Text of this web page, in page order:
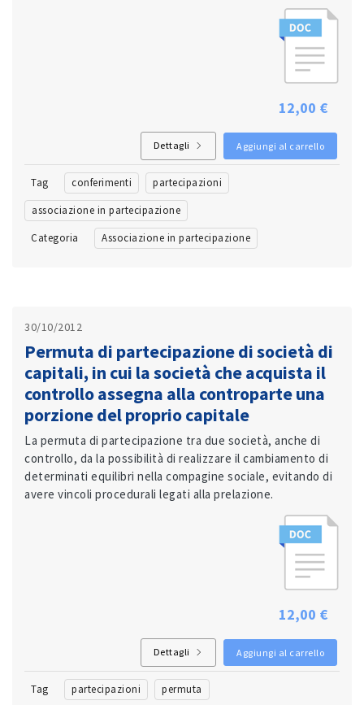
12,00 €
Dettagli Aggiungi al carrello
Tag conferimenti
partecipazioni
associazione in partecipazione
Categoria
Associazione in partecipazione
30/10/2012
Permuta di partecipazione di società di
capitali, in cui la società che acquista il
controllo assegna alla controparte una
porzione del proprio capitale
La permuta di partecipazione tra due società, anche di
controllo, da la possibilità di realizzare il cambiamento di
determinati equilibri nella compagine sociale, evitando di
avere vincoli procedurali legati alla prelazione.
12,00 €
Dettagli Aggiungi al carrello
Tag partecipazioni permuta